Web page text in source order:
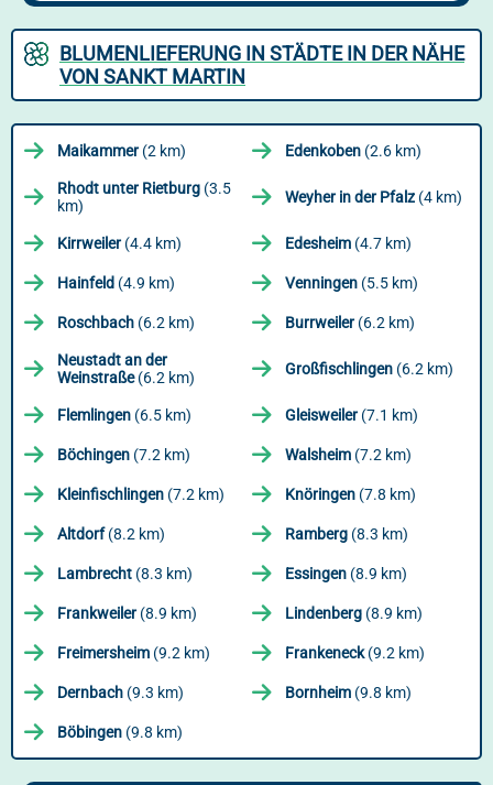
BLUMENLIEFERUNG IN STÄDTE IN DER NÄHE
VON SANKT MARTIN
Maikammer(2 km) Edenkoben (2.6 km)
Rhodt unter Rietburg (3.5
km)
Weyher in der Pfalz (4 km)
Kirrweiler(4.4 km) Edesheim (4.7 km)
Hainfeld (4.9 km) Venningen (5.5 km)
Roschbach (6.2 km) Burrweiler(6.2 km)
Neustadt an der
Weinstraße(6.2 km) Großfischlingen (6.2 km)
Flemlingen (6.5 km) Gleisweiler(7.1 km)
Böchingen (7.2 km) Walsheim (7.2 km)
Kleinfischlingen (7.2 km) Knöringen (7.8 km)
Altdorf(8.2 km) Ramberg (8.3 km)
Lambrecht (8.3 km) Essingen (8.9 km)
Frankweiler(8.9 km) Lindenberg (8.9 km)
Freimersheim (9.2 km) Frankeneck(9.2 km)
Dernbach (9.3 km) Bornheim (9.8 km)
Böbingen (9.8 km)